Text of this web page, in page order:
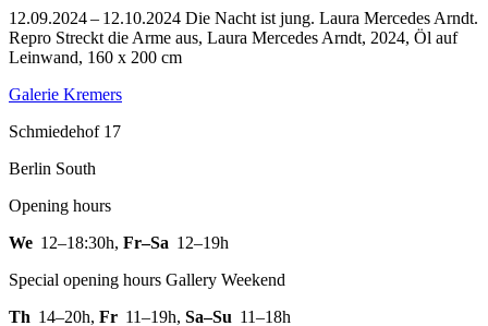
12.09.2024 – 12.10.2024 Die Nacht ist jung. Laura Mercedes Arndt.
Repro Streckt die Arme aus, Laura Mercedes Arndt, 2024, Öl auf
Leinwand, 160 x 200 cm
Galerie Kremers
Schmiedehof 17
Berlin South
Opening hours
We 12–18:30h, Fr–Sa 12–19h
Special opening hours Gallery Weekend
Th 14–20h, Fr 11–19h, Sa–Su 11–18h